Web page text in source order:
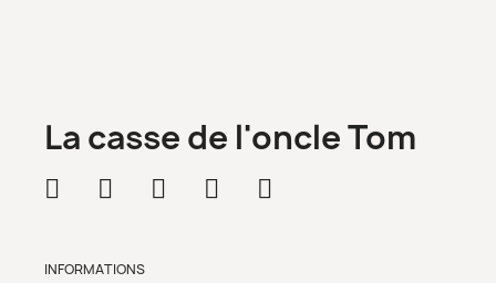
La casse de l'oncle Tom
INFORMATIONS